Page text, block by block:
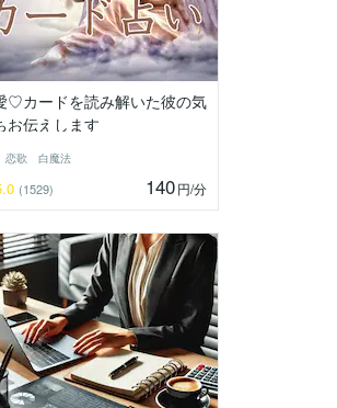
♡カードを読み解いた彼の気
お伝えします
恋歌 白魔法
(1529) 140円/分